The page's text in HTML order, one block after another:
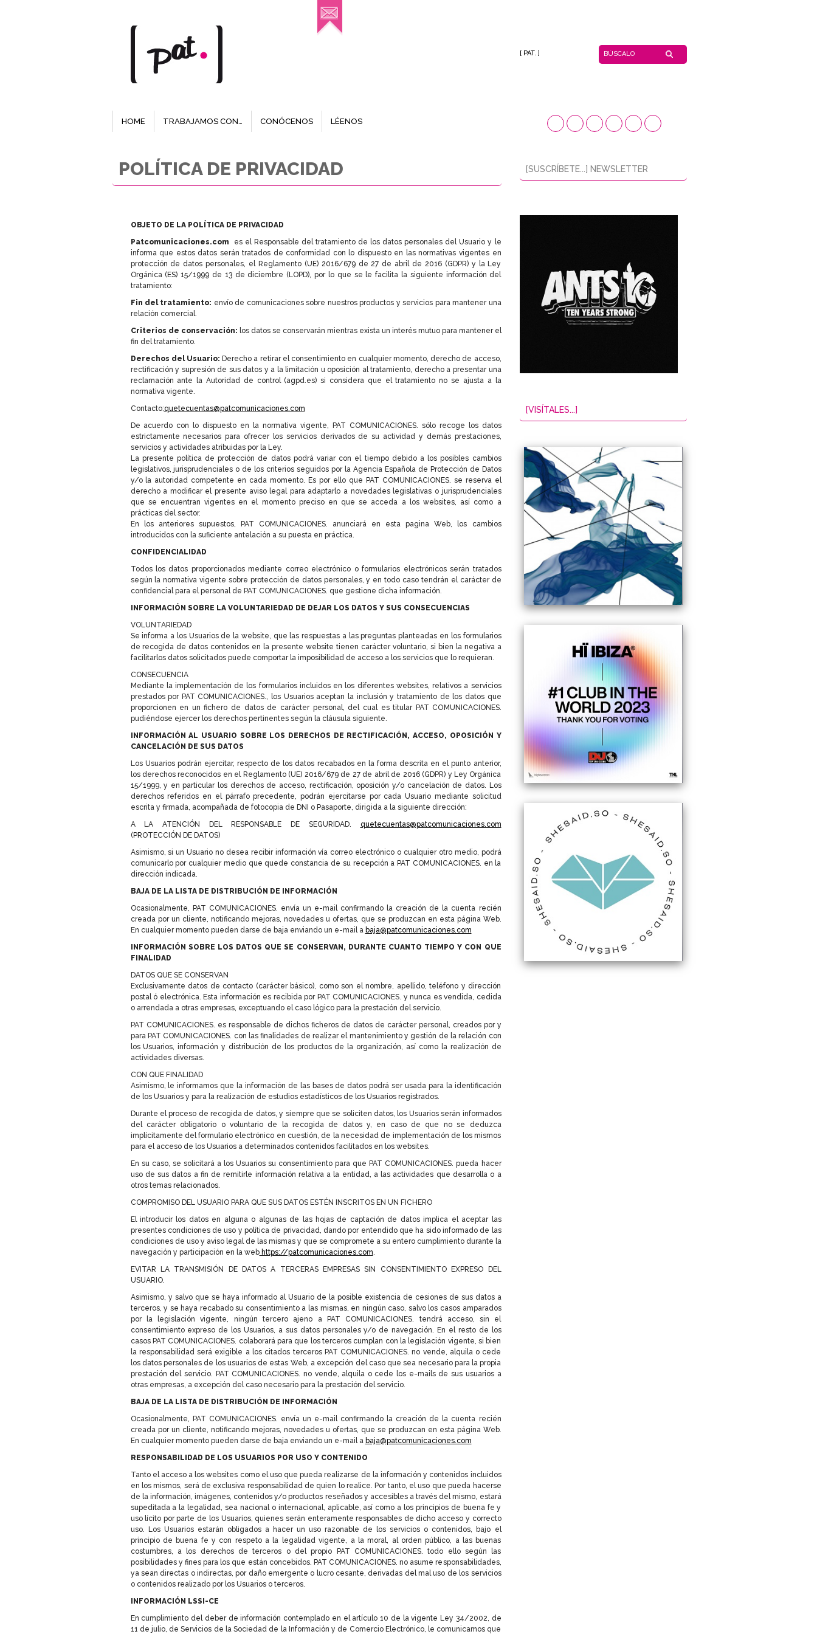
[ PAT. ]
HOME TRABAJAMOS CON… CONÓCENOS LÉENOS
POLÍTICA DE PRIVACIDAD
OBJETO DE LA POLÍTICA DE PRIVACIDAD
Patcomunicaciones.com
es el Responsable del tratamiento de los datos personales del Usuario y le
informa que estos datos serán tratados de conformidad con lo dispuesto en las normativas vigentes en
protección de datos personales, el Reglamento (UE) 2016/679 de 27 de abril de 2016 (GDPR) y la Ley
Orgánica (ES) 15/1999 de 13 de diciembre (LOPD), por lo que se le facilita la siguiente información del
tratamiento:
Fin del tratamiento: envío de comunicaciones sobre nuestros productos y servicios para mantener una
relación comercial.
Criterios de conservación: los datos se conservarán mientras exista un interés mutuo para mantener el
fin del tratamiento.
Derechos del Usuario: Derecho a retirar el consentimiento en cualquier momento, derecho de acceso,
rectificación y supresión de sus datos y a la limitación u oposición al tratamiento, derecho a presentar una
reclamación ante la Autoridad de control (agpd.es) si considera que el tratamiento no se ajusta a la
normativa vigente.
Contacto:quetecuentas@patcomunicaciones.com
De acuerdo con lo dispuesto en la normativa vigente, PAT COMUNICACIONES. sólo recoge los datos
estrictamente necesarios para ofrecer los servicios derivados de su actividad y demás prestaciones,
servicios y actividades atribuidas por la Ley.
La presente política de protección de datos podrá variar con el tiempo debido a los posibles cambios
legislativos, jurisprudenciales o de los criterios seguidos por la Agencia Española de Protección de Datos
y/o la autoridad competente en cada momento. Es por ello que PAT COMUNICACIONES. se reserva el
derecho a modificar el presente aviso legal para adaptarlo a novedades legislativas o jurisprudenciales
que se encuentran vigentes en el momento preciso en que se acceda a los websites, así como a
prácticas del sector.
En los anteriores supuestos, PAT COMUNICACIONES. anunciará en esta pagina Web, los cambios
introducidos con la suficiente antelación a su puesta en práctica.
CONFIDENCIALIDAD
Todos los datos proporcionados mediante correo electrónico o formularios electrónicos serán tratados
según la normativa vigente sobre protección de datos personales, y en todo caso tendrán el carácter de
confidencial para el personal de PAT COMUNICACIONES. que gestione dicha información.
INFORMACIÓN SOBRE LA VOLUNTARIEDAD DE DEJAR LOS DATOS Y SUS CONSECUENCIAS
VOLUNTARIEDAD
Se informa a los Usuarios de la website, que las respuestas a las preguntas planteadas en los formularios
de recogida de datos contenidos en la presente website tienen carácter voluntario, si bien la negativa a
facilitarlos datos solicitados puede comportar la imposibilidad de acceso a los servicios que lo requieran.
CONSECUENCIA
Mediante la implementación de los formularios incluidos en los diferentes websites, relativos a servicios
prestados por PAT COMUNICACIONES., los Usuarios aceptan la inclusión y tratamiento de los datos que
proporcionen en un fichero de datos de carácter personal, del cual es titular PAT COMUNICACIONES.
pudiéndose ejercer los derechos pertinentes según la cláusula siguiente.
INFORMACIÓN AL USUARIO SOBRE LOS DERECHOS DE RECTIFICACIÓN, ACCESO, OPOSICIÓN Y
CANCELACIÓN DE SUS DATOS
Los Usuarios podrán ejercitar, respecto de los datos recabados en la forma descrita en el punto anterior,
los derechos reconocidos en el Reglamento (UE) 2016/679 de 27 de abril de 2016 (GDPR) y Ley Orgánica
15/1999, y en particular los derechos de acceso, rectificación, oposición y/o cancelación de datos. Los
derechos referidos en el párrafo precedente, podrán ejercitarse por cada Usuario mediante solicitud
escrita y firmada, acompañada de fotocopia de DNI o Pasaporte, dirigida a la siguiente dirección:
A LA ATENCIÓN DEL RESPONSABLE DE SEGURIDAD.
quetecuentas@patcomunicaciones.com
(PROTECCIÓN DE DATOS)
Asimismo, si un Usuario no desea recibir información vía correo electrónico o cualquier otro medio, podrá
comunicarlo por cualquier medio que quede constancia de su recepción a PAT COMUNICACIONES. en la
dirección indicada.
BAJA DE LA LISTA DE DISTRIBUCIÓN DE INFORMACIÓN
Ocasionalmente, PAT COMUNICACIONES. envía un e-mail confirmando la creación de la cuenta recién
creada por un cliente, notificando mejoras, novedades u ofertas, que se produzcan en esta página Web.
En cualquier momento pueden darse de baja enviando un e-mail a baja@patcomunicaciones.com
INFORMACIÓN SOBRE LOS DATOS QUE SE CONSERVAN, DURANTE CUANTO TIEMPO Y CON QUE
FINALIDAD
DATOS QUE SE CONSERVAN
Exclusivamente datos de contacto (carácter básico), como son el nombre, apellido, teléfono y dirección
postal ó electrónica. Esta información es recibida por PAT COMUNICACIONES. y nunca es vendida, cedida
o arrendada a otras empresas, exceptuando el caso lógico para la prestación del servicio.
PAT COMUNICACIONES. es responsable de dichos ficheros de datos de carácter personal, creados por y
para PAT COMUNICACIONES. con las finalidades de realizar el mantenimiento y gestión de la relación con
los Usuarios, información y distribución de los productos de la organización, así como la realización de
actividades diversas.
CON QUE FINALIDAD
Asimismo, le informamos que la información de las bases de datos podrá ser usada para la identificación
de los Usuarios y para la realización de estudios estadísticos de los Usuarios registrados.
Durante el proceso de recogida de datos, y siempre que se soliciten datos, los Usuarios serán informados
del carácter obligatorio o voluntario de la recogida de datos y, en caso de que no se deduzca
implícitamente del formulario electrónico en cuestión, de la necesidad de implementación de los mismos
para el acceso de los Usuarios a determinados contenidos facilitados en los websites.
En su caso, se solicitará a los Usuarios su consentimiento para que PAT COMUNICACIONES. pueda hacer
uso de sus datos a fin de remitirle información relativa a la entidad, a las actividades que desarrolla o a
otros temas relacionados.
COMPROMISO DEL USUARIO PARA QUE SUS DATOS ESTÉN INSCRITOS EN UN FICHERO
El introducir los datos en alguna o algunas de las hojas de captación de datos implica el aceptar las
presentes condiciones de uso y política de privacidad, dando por entendido que ha sido informado de las
condiciones de uso y aviso legal de las mismas y que se compromete a su entero cumplimiento durante la
navegación y participación en la webhttps://patcomunicaciones.com.
EVITAR LA TRANSMISIÓN DE DATOS A TERCERAS EMPRESAS SIN CONSENTIMIENTO EXPRESO DEL
USUARIO.
Asimismo, y salvo que se haya informado al Usuario de la posible existencia de cesiones de sus datos a
terceros, y se haya recabado su consentimiento a las mismas, en ningún caso, salvo los casos amparados
por la legislación vigente, ningún tercero ajeno a PAT COMUNICACIONES. tendrá acceso, sin el
consentimiento expreso de los Usuarios, a sus datos personales y/o de navegación. En el resto de los
casos PAT COMUNICACIONES. colaborará para que los terceros cumplan con la legislación vigente, si bien
la responsabilidad será exigible a los citados terceros PAT COMUNICACIONES. no vende, alquila o cede
los datos personales de los usuarios de estas Web, a excepción del caso que sea necesario para la propia
prestación del servicio. PAT COMUNICACIONES. no vende, alquila o cede los e-mails de sus usuarios a
otras empresas, a excepción del caso necesario para la prestación del servicio.
BAJA DE LA LISTA DE DISTRIBUCIÓN DE INFORMACIÓN
Ocasionalmente, PAT COMUNICACIONES. envía un e-mail confirmando la creación de la cuenta recién
creada por un cliente, notificando mejoras, novedades u ofertas, que se produzcan en esta página Web.
En cualquier momento pueden darse de baja enviando un e-mail a baja@patcomunicaciones.com
RESPONSABILIDAD DE LOS USUARIOS POR USO Y CONTENIDO
Tanto el acceso a los websites como el uso que pueda realizarse de la información y contenidos incluidos
en los mismos, será de exclusiva responsabilidad de quien lo realice. Por tanto, el uso que pueda hacerse
de la información, imágenes, contenidos y/o productos reseñados y accesibles a través del mismo, estará
supeditada a la legalidad, sea nacional o internacional, aplicable, así como a los principios de buena fe y
uso lícito por parte de los Usuarios, quienes serán enteramente responsables de dicho acceso y correcto
uso. Los Usuarios estarán obligados a hacer un uso razonable de los servicios o contenidos, bajo el
principio de buena fe y con respeto a la legalidad vigente, a la moral, al orden público, a las buenas
costumbres, a los derechos de terceros o del propio PAT COMUNICACIONES. todo ello según las
posibilidades y fines para los que están concebidos. PAT COMUNICACIONES. no asume responsabilidades,
ya sean directas o indirectas, por daño emergente o lucro cesante, derivadas del mal uso de los servicios
o contenidos realizado por los Usuarios o terceros.
INFORMACIÓN LSSI-CE
En cumplimiento del deber de información contemplado en el artículo 10 de la vigente Ley 34/2002, de
11 de julio, de Servicios de la Sociedad de la Información y de Comercio Electrónico, le comunicamos que
[SUSCRÍBETE...] NEWSLETTER
[VISÍTALES...]